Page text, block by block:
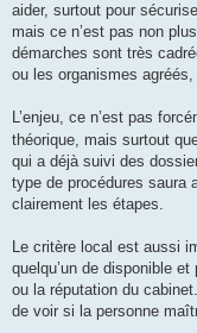
n
o
l
u
aider, surtout pour
mais ce n’est pas non
démarches sont très
ou les organismes
L’enjeu, ce n’est pas
théorique, mais surtout
qui a déjà suivi des
type de procédures saura
clairement les étapes.
Le critère local est aussi
quelqu’un de disponible
ou la réputation du
de voir si la personne